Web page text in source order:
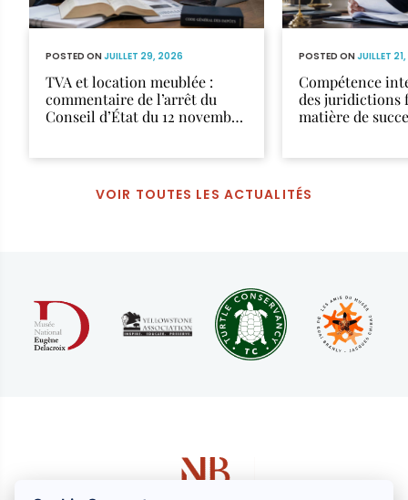
POSTED ONJUILLET 29, 2026
TVA et location meublée :
commentaire de l’arrêt du
Conseil d’État du 12 novembre
POSTED ONJUILLET
Compétence
des juridictions
matière de
VOIR TOUTES LES ACTUALITÉS